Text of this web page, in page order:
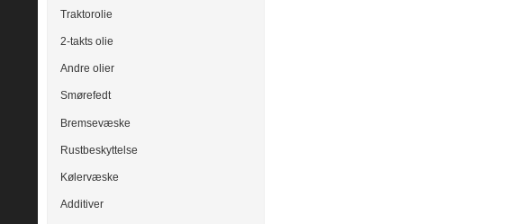
Traktorolie
2-takts olie
Andre olier
Smørefedt
Bremsevæske
Rustbeskyttelse
Kølervæske
Additiver